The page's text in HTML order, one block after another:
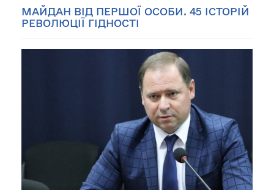
МАЙДАН ВІД ПЕРШОЇ ОСОБИ. 45 ІСТОРІЙ
РЕВОЛЮЦІЇ ГІДНОСТІ